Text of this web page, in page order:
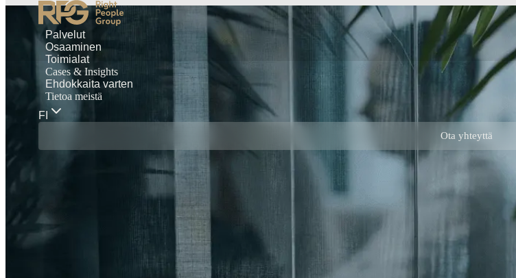
Palvelut
Osaaminen
Toimialat
Cases & Insights
Ehdokkaita varten
Tietoa meistä
FI
Ota yhteyttä